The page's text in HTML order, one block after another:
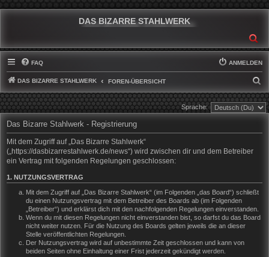
DAS BIZARRE STAHLWERK
FAQ ANMELDEN
DAS BIZARRE STAHLWERK FOREN-ÜBERSICHT
U
C
Sprache:
Das Bizarre Stahlwerk - Registrierung
Mit dem Zugriff auf „Das Bizarre Stahlwerk“
(„https://dasbizarrestahlwerk.de/news“) wird zwischen dir und dem Betreiber
ein Vertrag mit folgenden Regelungen geschlossen:
1. NUTZUNGSVERTRAG
Mit dem Zugriff auf „Das Bizarre Stahlwerk“ (im Folgenden „das Board“) schließt
du einen Nutzungsvertrag mit dem Betreiber des Boards ab (im Folgenden
„Betreiber“) und erklärst dich mit den nachfolgenden Regelungen einverstanden.
Wenn du mit diesen Regelungen nicht einverstanden bist, so darfst du das Board
nicht weiter nutzen. Für die Nutzung des Boards gelten jeweils die an dieser
Stelle veröffentlichten Regelungen.
Der Nutzungsvertrag wird auf unbestimmte Zeit geschlossen und kann von
beiden Seiten ohne Einhaltung einer Frist jederzeit gekündigt werden.